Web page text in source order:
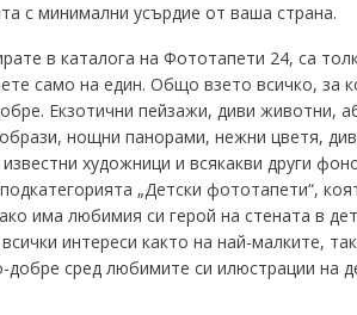
с минимални усърдие от ваша страна.
в каталога на Фототапети 24, са
само на един. Общо взето всичко, за
Екзотични пейзажи, диви животни,
нощни панорами, нежни цветя,
художници и всякакви други
„Детски фототапети“,
има любимия си герой на стената в
интереси както на най-малките,
сред любимите си илюстрации на